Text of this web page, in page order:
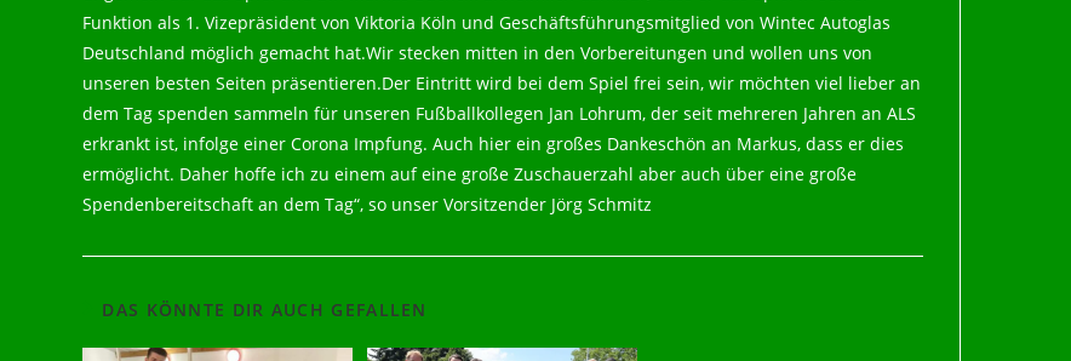
Funktion als 1. Vizepräsident von Viktoria Köln und Geschäftsführungsmitglied von Wintec Autoglas
Deutschland möglich gemacht hat.Wir stecken mitten in den Vorbereitungen und wollen uns von
unseren besten Seiten präsentieren.Der Eintritt wird bei dem Spiel frei sein, wir möchten viel lieber an
dem Tag spenden sammeln für unseren Fußballkollegen Jan Lohrum, der seit mehreren Jahren an ALS
erkrankt ist, infolge einer Corona Impfung. Auch hier ein großes Dankeschön an Markus, dass er dies
ermöglicht. Daher hoffe ich zu einem auf eine große Zuschauerzahl aber auch über eine große
Spendenbereitschaft an dem Tag“, so unser Vorsitzender Jörg Schmitz
DAS KÖNNTE DIR AUCH GEFALLEN